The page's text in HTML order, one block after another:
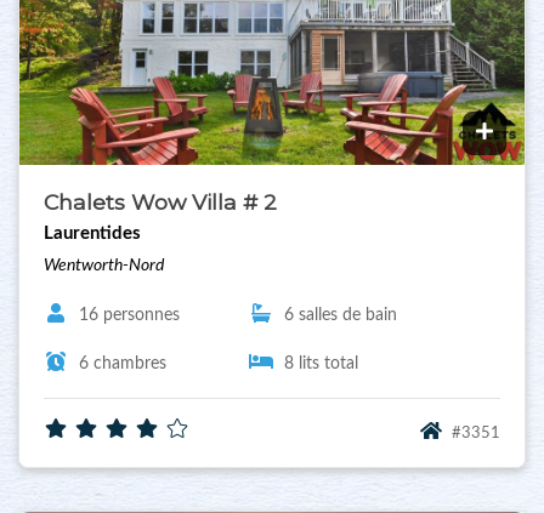
Chalets Wow Villa # 2
Laurentides
Wentworth-Nord
16 personnes 6 salles de bain
6 chambres 8 lits total
#3351